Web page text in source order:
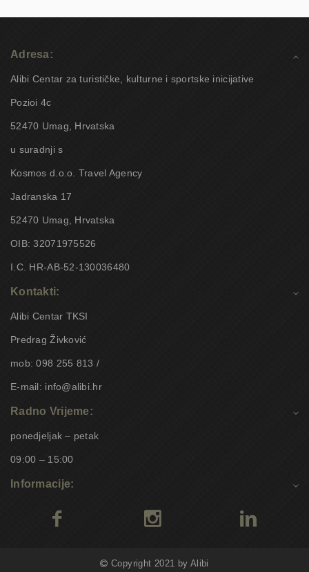
Adresa:
Alibi Centar za turističke, kulturne i sportske inicijative
Pozioi 4c
52470 Umag, Hrvatska
u suradnji s
Kosmos d.o.o. Travel Agency
Jadranska 17
52470 Umag, Hrvatska
OIB: 32071975526
I.C. HR-AB-52-130036480
Kontakti:
Alibi Centar TKSI
Predrag Živković
mob: 098 255 813 /
E-mail: info@alibi.hr
Radno Vrijeme:
ponedjeljak – petak
09:00 – 15:00
Informacije:
Copyright 2021 by Alibi